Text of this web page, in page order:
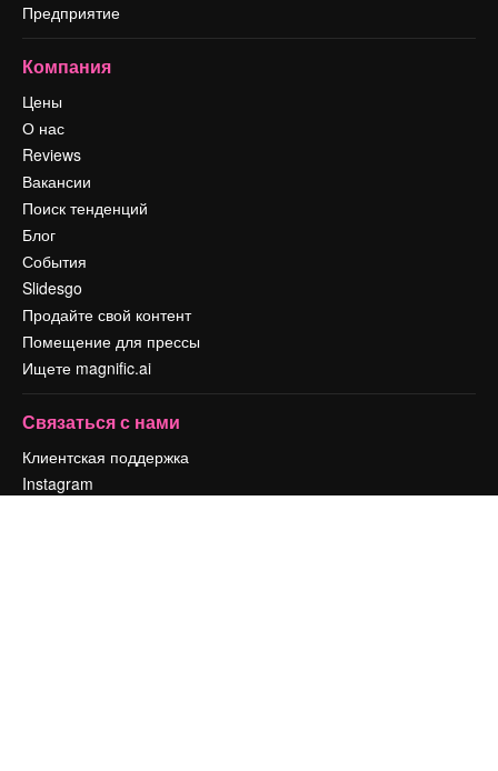
Предприятие
Компания
Цены
О нас
Reviews
Вакансии
Поиск тенденций
Блог
События
Slidesgo
Продайте свой контент
Помещение для прессы
Ищете magnific.ai
Связаться с нами
Клиентская поддержка
Instagram